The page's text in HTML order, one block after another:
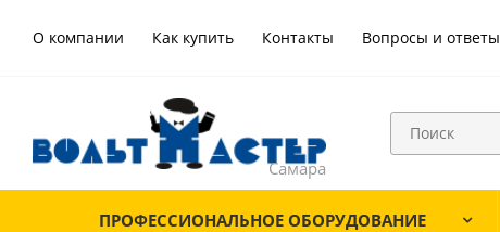
О компании Как купить Контакты Вопросы и ответы
ПРОФЕССИОНАЛЬНОЕ ОБОРУДОВАНИЕ